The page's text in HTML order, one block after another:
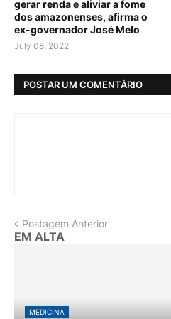
gerar renda e aliviar a fome
dos amazonenses, afirma o
ex-governador José Melo
July 08, 2022
POSTAR UM COMENTÁRIO
Postagem Anterior
EM ALTA
MEDICINA